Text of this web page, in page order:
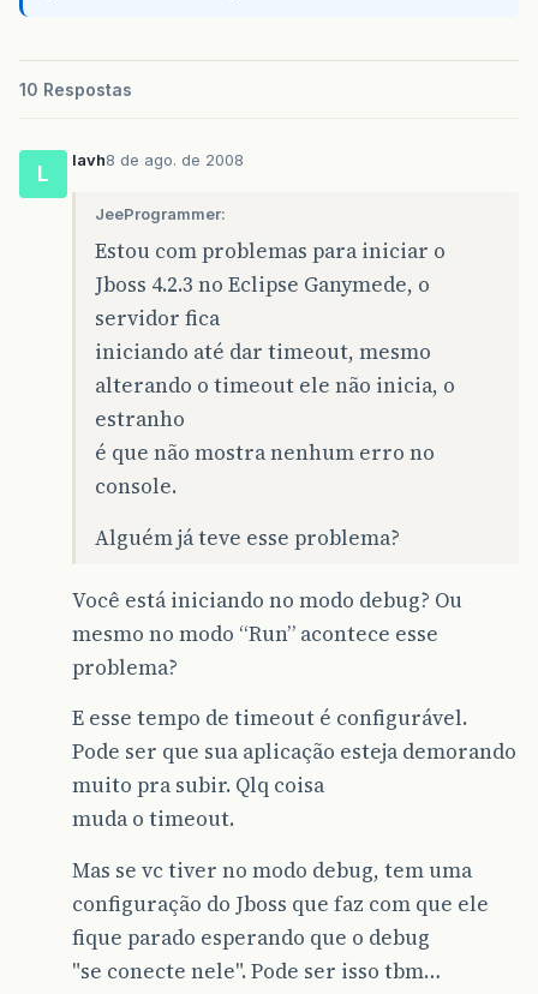
10 Respostas
L
lavh8 de ago. de 2008
JeeProgrammer:
Estou com problemas para iniciar o
Jboss 4.2.3 no Eclipse Ganymede, o
servidor fica
iniciando até dar timeout, mesmo
alterando o timeout ele não inicia, o
estranho
é que não mostra nenhum erro no
console.
Alguém já teve esse problema?
Você está iniciando no modo debug? Ou
mesmo no modo “Run” acontece esse
problema?
E esse tempo de timeout é configurável.
Pode ser que sua aplicação esteja demorando
muito pra subir. Qlq coisa
muda o timeout.
Mas se vc tiver no modo debug, tem uma
configuração do Jboss que faz com que ele
fique parado esperando que o debug
"se conecte nele". Pode ser isso tbm…